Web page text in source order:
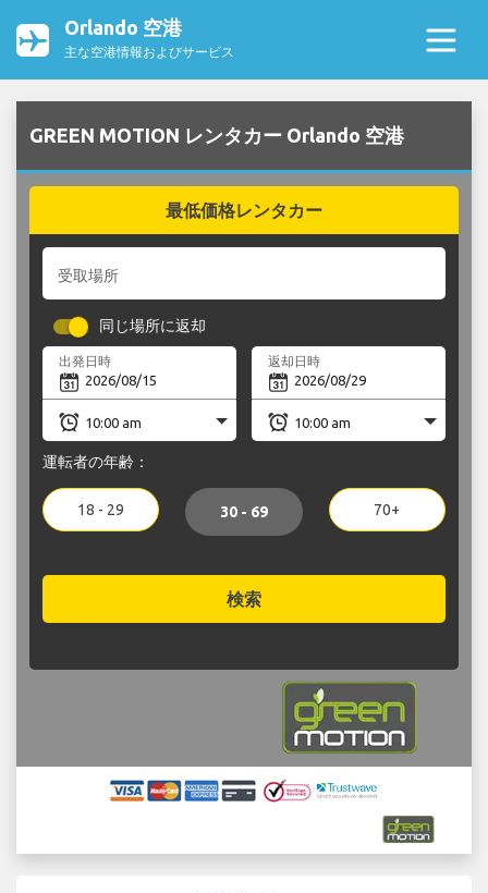
Orlando 空港
主な空港情報およびサービス
GREEN MOTION レンタカー Orlando 空港
最低価格レンタカー
受取場所
同じ場所に返却
出発日時 返却日時
運転者の年齢：
18 - 29 30 - 69 70+
検索